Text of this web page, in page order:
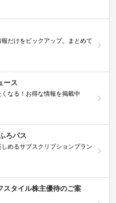
だけをピックアップ。まとめて
ース
なる！お得な情報を掲載中
ろパス
めるサブスクリプションプラン
スタイル株主優待のご案